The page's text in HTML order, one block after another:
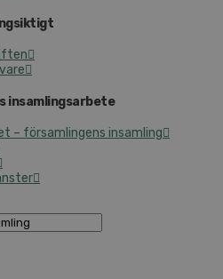
insamlingsarbete
– församlingens insamling